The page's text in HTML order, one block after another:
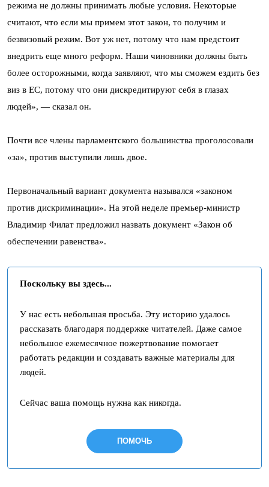
режима не должны принимать любые условия. Некоторые
считают, что если мы примем этот закон, то получим и
безвизовый режим. Вот уж нет, потому что нам предстоит
внедрить еще много реформ. Наши чиновники должны быть
более осторожными, когда заявляют, что мы сможем ездить без
виз в ЕС, потому что они дискредитируют себя в глазах
людей», — сказал он.
Почти все члены парламентского большинства проголосовали
«за», против выступили лишь двое.
Первоначальный вариант документа назывался «законом
против дискриминации». На этой неделе премьер-министр
Владимир Филат предложил назвать документ «Закон об
обеспечении равенства».
Поскольку вы здесь...
У нас есть небольшая просьба. Эту историю удалось
рассказать благодаря поддержке читателей. Даже самое
небольшое ежемесячное пожертвование помогает
работать редакции и создавать важные материалы для
людей.
Сейчас ваша помощь нужна как никогда.
ПОМОЧЬ